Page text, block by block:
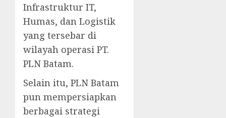
Infrastruktur IT,
Humas, dan Logistik
yang tersebar di
wilayah operasi PT.
PLN Batam.
Selain itu, PLN Batam
pun mempersiapkan
berbagai strategi